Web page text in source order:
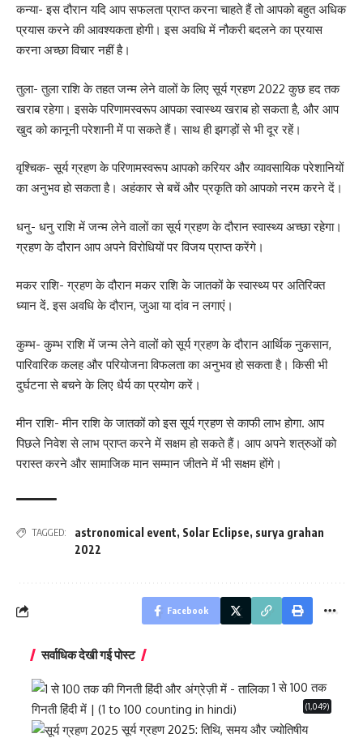
कन्या- इस दौरान यदि आप सफलता प्राप्त करना चाहते हैं तो आपको बहुत अधिक
प्रयास करने की आवश्यकता होगी। इस अवधि में नौकरी बदलने का प्रयास
करना अच्छा विचार नहीं है।
तुला- तुला राशि के तहत जन्म लेने वालों के लिए सूर्य ग्रहण 2022 कुछ हद तक
खराब रहेगा। इसके परिणामस्वरूप आपका स्वास्थ्य खराब हो सकता है, और आप
खुद को कानूनी परेशानी में पा सकते हैं। साथ ही झगड़ों से भी दूर रहें।
वृश्चिक- सूर्य ग्रहण के परिणामस्वरूप आपको करियर और व्यावसायिक परेशानियों
का अनुभव हो सकता है। अहंकार से बचें और प्रकृति को आपको नरम करने दें।
धनु- धनु राशि में जन्म लेने वालों का सूर्य ग्रहण के दौरान स्वास्थ्य अच्छा रहेगा।
ग्रहण के दौरान आप अपने विरोधियों पर विजय प्राप्त करेंगे।
मकर राशि- ग्रहण के दौरान मकर राशि के जातकों के स्वास्थ्य पर अतिरिक्त
ध्यान दें. इस अवधि के दौरान, जुआ या दांव न लगाएं।
कुम्भ- कुम्भ राशि में जन्म लेने वालों को सूर्य ग्रहण के दौरान आर्थिक नुकसान,
पारिवारिक कलह और परियोजना विफलता का अनुभव हो सकता है। किसी भी
दुर्घटना से बचने के लिए धैर्य का प्रयोग करें।
मीन राशि- मीन राशि के जातकों को इस सूर्य ग्रहण से काफी लाभ होगा. आप
पिछले निवेश से लाभ प्राप्त करने में सक्षम हो सकते हैं। आप अपने शत्रुओं को
परास्त करने और सामाजिक मान सम्मान जीतने में भी सक्षम होंगे।
TAGGED: astronomical event, Solar Eclipse, surya grahan
2022
Facebook
सर्वाधिक देखी गई पोस्ट
1 से 100 तक
गिनती हिंदी में | (1 to 100 counting in hindi)
(1,049)
सूर्य ग्रहण 2025: तिथि, समय और ज्योतिषीय